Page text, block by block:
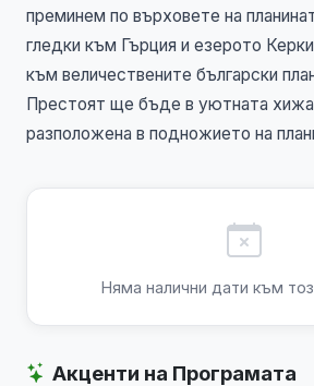
преминем по върховете на
гледки към Гърция и езерото
към величествените български
Престоят ще бъде в уютната хижа
разположена в подножието на
Няма налични дати към
Акценти на Програмата